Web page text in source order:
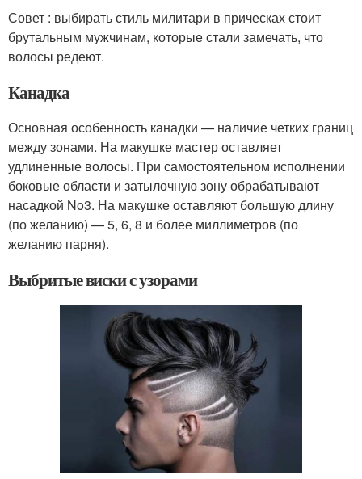
Совет : выбирать стиль милитари в прическах стоит
брутальным мужчинам, которые стали замечать, что
волосы редеют.
Канадка
Основная особенность канадки — наличие четких границ
между зонами. На макушке мастер оставляет
удлиненные волосы. При самостоятельном исполнении
боковые области и затылочную зону обрабатывают
насадкой No3. На макушке оставляют большую длину
(по желанию) — 5, 6, 8 и более миллиметров (по
желанию парня).
Выбритые виски с узорами